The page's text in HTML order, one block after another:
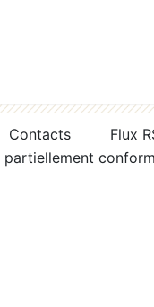
Contacts
Flux